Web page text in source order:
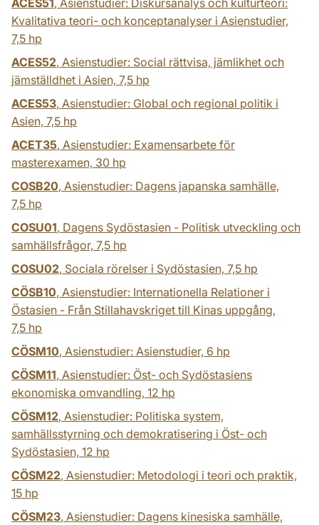
ACES51, Asienstudier: Diskursanalys och kulturteori:
Kvalitativa teori- och konceptanalyser i Asienstudier,
7,5 hp
ACES52, Asienstudier: Social rättvisa, jämlikhet och
jämställdhet i Asien, 7,5 hp
ACES53, Asienstudier: Global och regional politik i
Asien, 7,5 hp
ACET35, Asienstudier: Examensarbete för
masterexamen, 30 hp
COSB20, Asienstudier: Dagens japanska samhälle,
7,5 hp
COSU01, Dagens Sydöstasien - Politisk utveckling och
samhällsfrågor, 7,5 hp
COSU02, Sociala rörelser i Sydöstasien, 7,5 hp
CÖSB10, Asienstudier: Internationella Relationer i
Östasien - Från Stillahavskriget till Kinas uppgång,
7,5 hp
CÖSM10, Asienstudier: Asienstudier, 6 hp
CÖSM11, Asienstudier: Öst- och Sydöstasiens
ekonomiska omvandling, 12 hp
CÖSM12, Asienstudier: Politiska system,
samhällsstyrning och demokratisering i Öst- och
Sydöstasien, 12 hp
CÖSM22, Asienstudier: Metodologi i teori och praktik,
15 hp
CÖSM23, Asienstudier: Dagens kinesiska samhälle,